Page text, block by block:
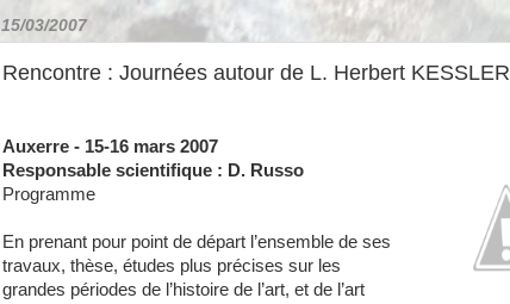
15/03/2007
Rencontre : Journées autour de L. Herbert KESSLER
Auxerre - 15-16 mars 2007
Responsable scientifique : D. Russo
Programme
En prenant pour point de départ l’ensemble de ses
travaux, thèse, études plus précises sur les
grandes périodes de l’histoire de l’art, et de l’art